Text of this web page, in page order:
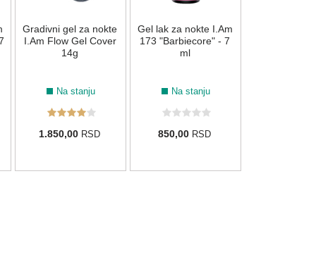
Gradivni gel za nokte
I.Am Flow Gel Cover
14g
Na stanju
1.850,00 RSD
Gel lak za nokte I.Am
173 "Barbiecore" - 7
ml
Na stanju
850,00 RSD